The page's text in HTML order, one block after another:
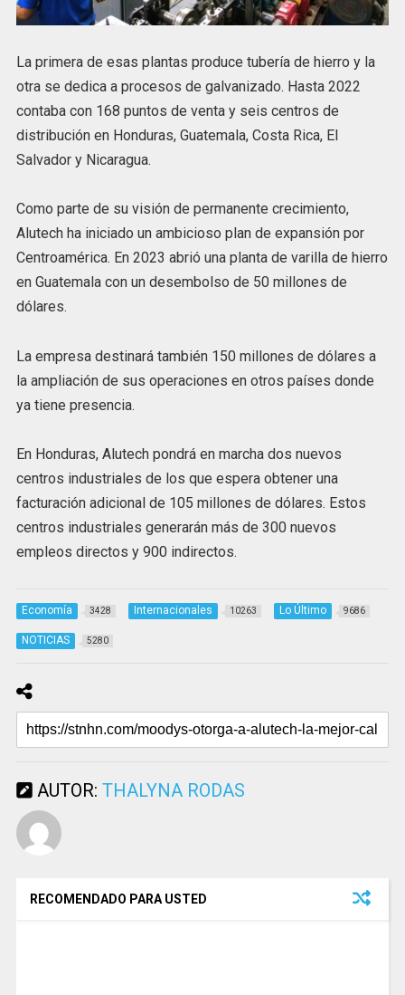
La primera de esas plantas produce tubería de hierro y la
otra se dedica a procesos de galvanizado. Hasta 2022
contaba con 168 puntos de venta y seis centros de
distribución en Honduras, Guatemala, Costa Rica, El
Salvador y Nicaragua.
Como parte de su visión de permanente crecimiento,
Alutech ha iniciado un ambicioso plan de expansión por
Centroamérica. En 2023 abrió una planta de varilla de hierro
en Guatemala con un desembolso de 50 millones de
dólares.
La empresa destinará también 150 millones de dólares a
la ampliación de sus operaciones en otros países donde
ya tiene presencia.
En Honduras, Alutech pondrá en marcha dos nuevos
centros industriales de los que espera obtener una
facturación adicional de 105 millones de dólares. Estos
centros industriales generarán más de 300 nuevos
empleos directos y 900 indirectos.
Economía 3428 Internacionales 10263 Lo Último 9686
NOTICIAS 5280
AUTOR: THALYNA RODAS
RECOMENDADO PARA USTED